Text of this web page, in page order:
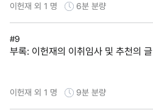
이헌재 외 1 명 6분 분량
#9
부록: 이헌재의 이취임사 및 추천의 글
이헌재 외 1 명 9분 분량